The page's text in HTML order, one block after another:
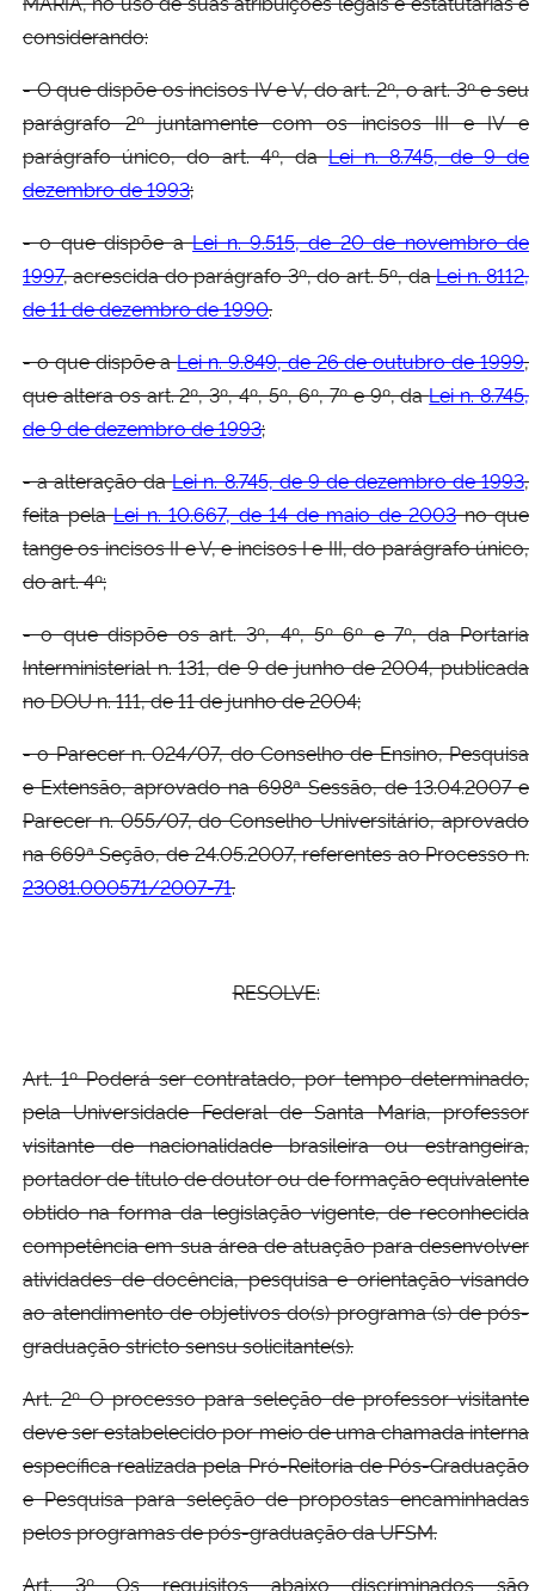
Secretaria de Governo
Gabinete de Segurança Institucional
Advocacia-Geral da União
Banco Central do Brasil
Planalto
considerando:
- O que dispõe os incisos IV e V, do art. 2º, o art. 3º e seu
parágrafo 2º juntamente com os incisos III e IV e
parágrafo único, do art. 4º, daLei n. 8.745, de 9 de
dezembro de 1993;
- o que dispõe aLei n. 9.515, de 20 de novembro de
1997, acrescida do parágrafo 3º, do art. 5º, daLei n. 8112,
de 11 de dezembro de 1990.
- o que dispõe aLei n. 9.849, de 26 de outubro de 1999,
que altera os art. 2º, 3º, 4º, 5º, 6º, 7º e 9º, daLei n. 8.745,
de 9 de dezembro de 1993;
- a alteração daLei n. 8.745, de 9 de dezembro de 1993,
feita pelaLei n. 10.667, de 14 de maio de 2003no que
tange os incisos II e V, e incisos I e III, do parágrafo único,
do art. 4º;
- o que dispõe os art. 3º, 4º, 5º 6º e 7º, da Portaria
Interministerial n. 131, de 9 de junho de 2004, publicada
no DOU n. 111, de 11 de junho de 2004;
- o Parecer n. 024/07, do Conselho de Ensino, Pesquisa
e Extensão, aprovado na 698ª Sessão, de 13.04.2007 e
Parecer n. 055/07, do Conselho Universitário, aprovado
na 669ª Seção, de 24.05.2007, referentes ao Processo n.
23081.000571/2007-71.
RESOLVE:
Art. 1º Poderá ser contratado, por tempo determinado,
pela Universidade Federal de Santa Maria, professor
visitante de nacionalidade brasileira ou estrangeira,
portador de título de doutor ou de formação equivalente
obtido na forma da legislação vigente, de reconhecida
competência em sua área de atuação para desenvolver
atividades de docência, pesquisa e orientação visando
ao atendimento de objetivos do(s) programa (s) de pós-
graduação stricto sensu solicitante(s).
Art. 2º O processo para seleção de professor visitante
deve ser estabelecido por meio de uma chamada interna
específica realizada pela Pró-Reitoria de Pós-Graduação
e Pesquisa para seleção de propostas encaminhadas
pelos programas de pós-graduação da UFSM.
Art. 3º Os requisitos abaixo discriminados são